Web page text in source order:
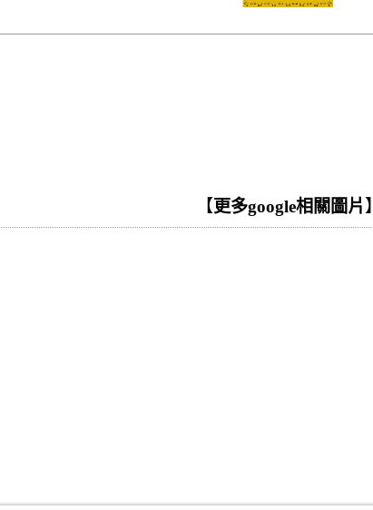
【 更多google相關圖片 】